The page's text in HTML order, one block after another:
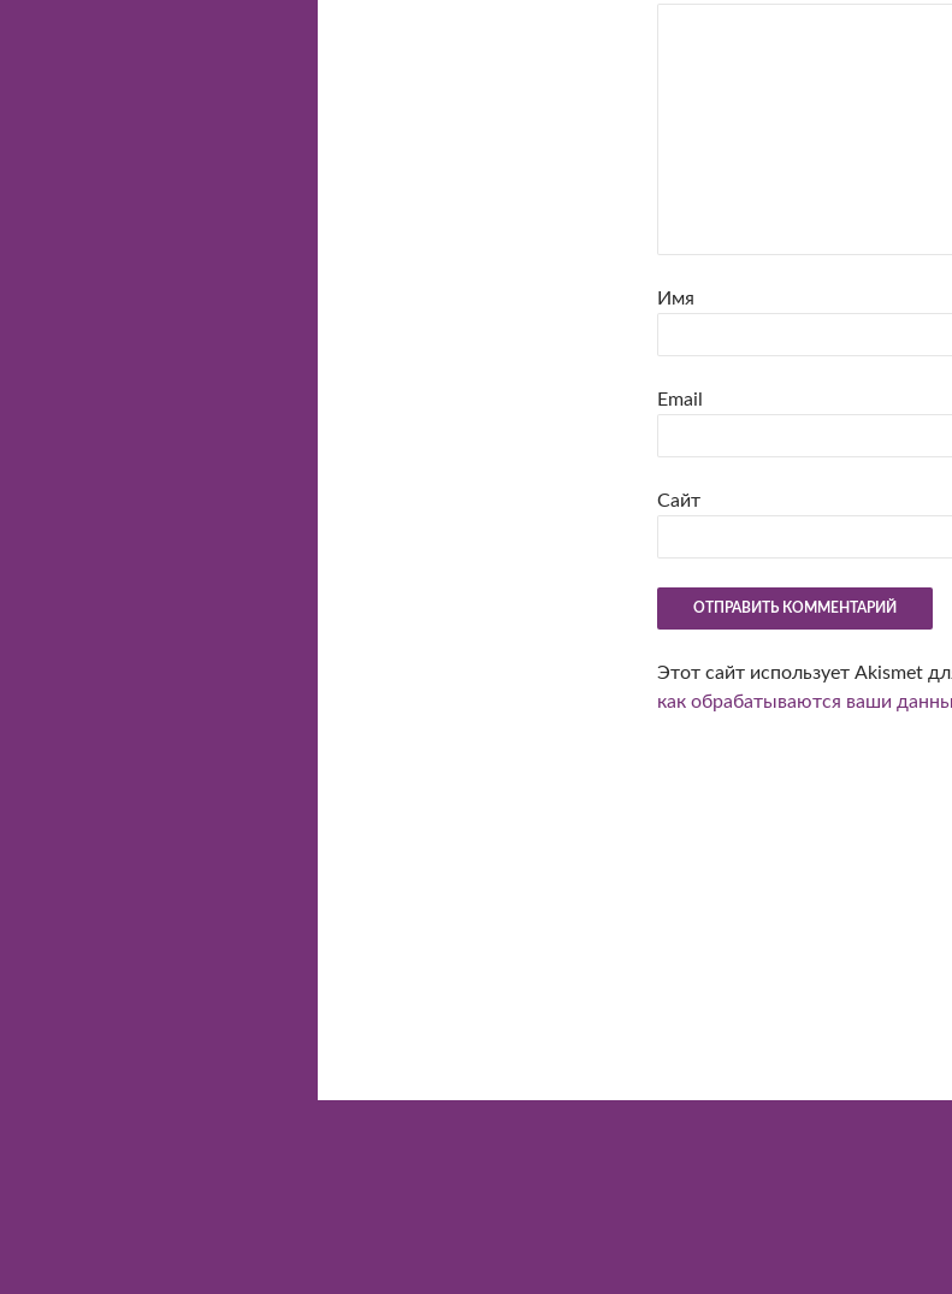
Имя
Email
Сайт
Этот сайт использует Akismet
как обрабатываются ваши